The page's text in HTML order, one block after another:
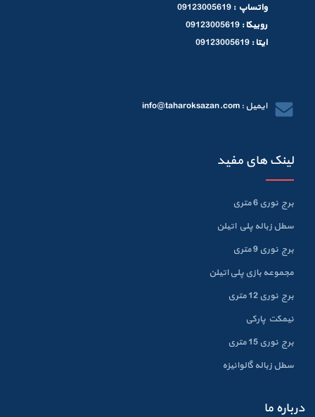
واتساپ : 09123005619
روبیکا : 09123005619
ایتا : 09123005619
ایمیل : info@taharoksazan.com
لینک های مفید
برج نوری 6 متری
سطل زباله پلي اتيلن
برج نوری 9 متری
مجموعه بازی پلی اتیلن
برج نوری 12 متری
نیمکت پارکی
برج نوری 15 متری
سطل زباله گالوانيزه
درباره ما